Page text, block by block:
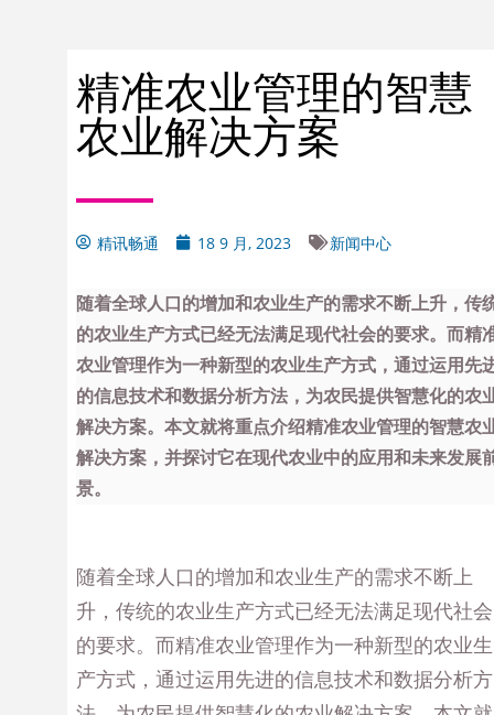
精准农业管理的智慧
农业解决方案
精讯畅通 18 9 月, 2023 新闻中心
随着全球人口的增加和农业生产的需求不断上升，传
的农业生产方式已经无法满足现代社会的要求。而精
农业管理作为一种新型的农业生产方式，通过运用先
的信息技术和数据分析方法，为农民提供智慧化的农
解决方案。本文就将重点介绍精准农业管理的智慧农
解决方案，并探讨它在现代农业中的应用和未来发展
景。
随着全球人口的增加和农业生产的需求不断上
升，传统的农业生产方式已经无法满足现代社会
的要求。而精准农业管理作为一种新型的农业生
产方式，通过运用先进的信息技术和数据分析方